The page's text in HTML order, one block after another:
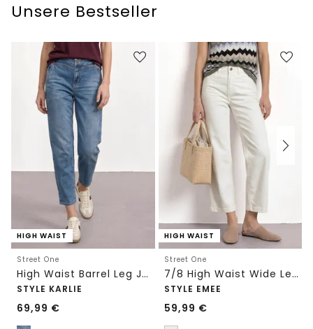
Unsere Bestseller
HIGH WAIST
Street One
High Waist Barrel Leg Jeans im Loose Fit
STYLE KARLIE
69,99 €
HIGH WAIST
Street One
7/8 High Waist Wide Leg Jeans im Loose Fit
STYLE EMEE
59,99 €